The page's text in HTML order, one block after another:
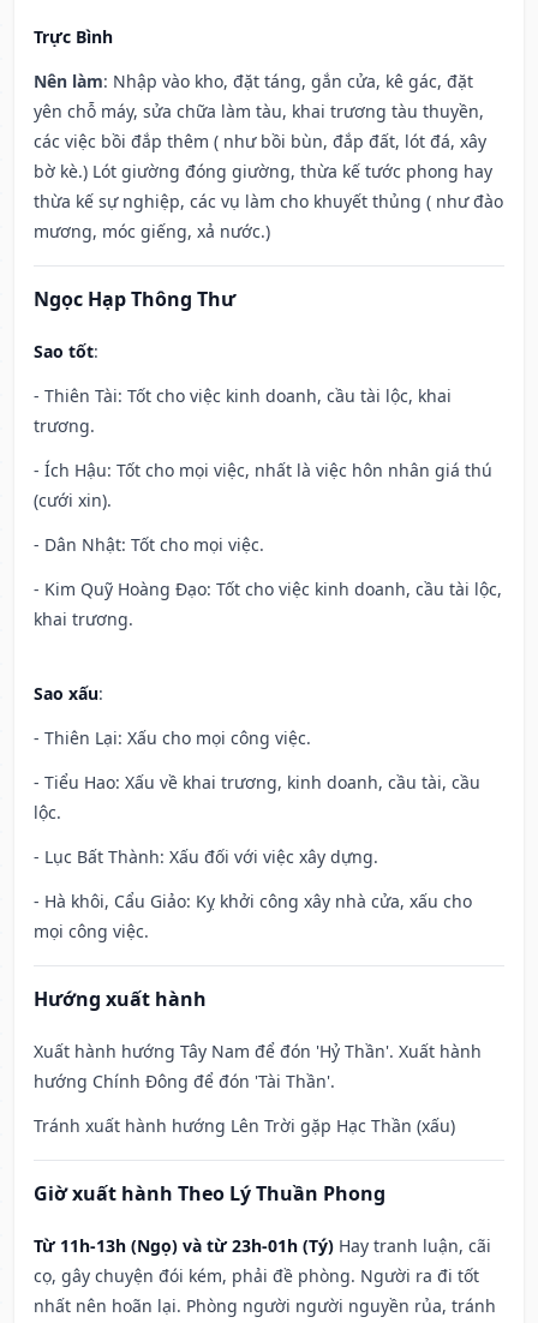
Trực Bình
Nên làm: Nhập vào kho, đặt táng, gắn cửa, kê gác, đặt
yên chỗ máy, sửa chữa làm tàu, khai trương tàu thuyền,
các việc bồi đắp thêm ( như bồi bùn, đắp đất, lót đá, xây
bờ kè.) Lót giường đóng giường, thừa kế tước phong hay
thừa kế sự nghiệp, các vụ làm cho khuyết thủng ( như đào
mương, móc giếng, xả nước.)
Ngọc Hạp Thông Thư
Sao tốt:
- Thiên Tài: Tốt cho việc kinh doanh, cầu tài lộc, khai
trương.
- Ích Hậu: Tốt cho mọi việc, nhất là việc hôn nhân giá thú
(cưới xin).
- Dân Nhật: Tốt cho mọi việc.
- Kim Quỹ Hoàng Đạo: Tốt cho việc kinh doanh, cầu tài lộc,
khai trương.
Sao xấu:
- Thiên Lại: Xấu cho mọi công việc.
- Tiểu Hao: Xấu về khai trương, kinh doanh, cầu tài, cầu
lộc.
- Lục Bất Thành: Xấu đối với việc xây dựng.
- Hà khôi, Cẩu Giảo: Kỵ khởi công xây nhà cửa, xấu cho
mọi công việc.
Hướng xuất hành
Xuất hành hướng Tây Nam để đón 'Hỷ Thần'. Xuất hành
hướng Chính Đông để đón 'Tài Thần'.
Tránh xuất hành hướng Lên Trời gặp Hạc Thần (xấu)
Giờ xuất hành Theo Lý Thuần Phong
Từ 11h-13h (Ngọ) và từ 23h-01h (Tý) Hay tranh luận, cãi
cọ, gây chuyện đói kém, phải đề phòng. Người ra đi tốt
nhất nên hoãn lại. Phòng người người nguyền rủa, tránh